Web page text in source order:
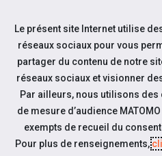
Aller au contenu
Notre actualité
LE CLUB
Le présent site Internet utilise
réseaux sociaux pour vous
partager du contenu de notre
réseaux sociaux et visionner
Par ailleurs, nous utilisons des
de mesure d’audience
exempts de recueil du
Pour plus de renseignements,